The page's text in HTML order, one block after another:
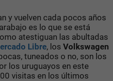
y vuelven cada pocos años
es lo que se está
atestiguan las abultadas
Libre, los Volkswagen
tuneados o no, son los
los uruguayos en este
visitas en los últimos